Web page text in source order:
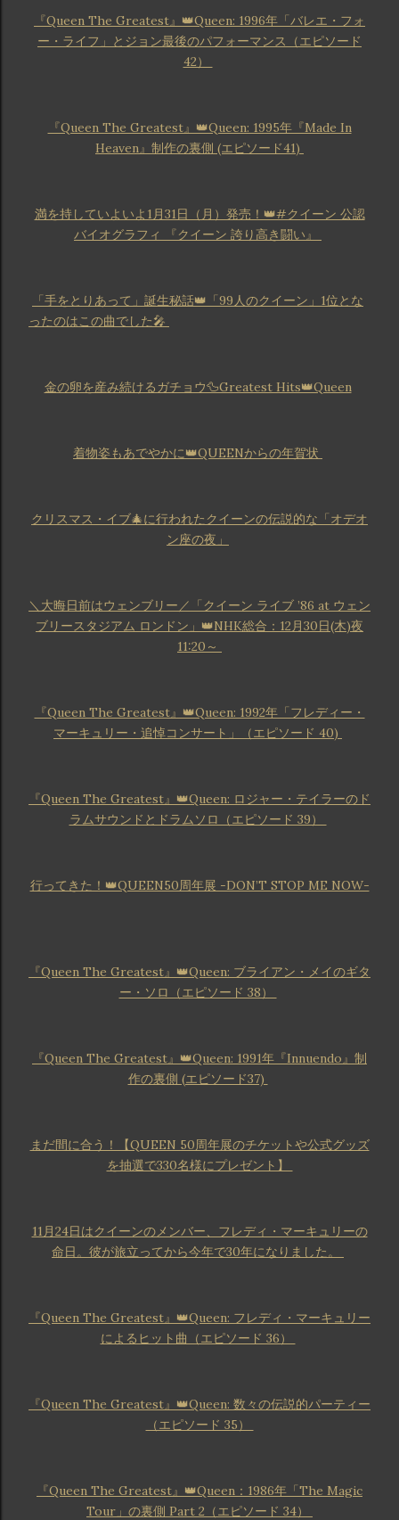
『Queen The Greatest』👑Queen: 1996年「バレエ・フォ
ー・ライフ」とジョン最後のパフォーマンス（エピソード
42）
『Queen The Greatest』👑Queen: 1995年『Made In
Heaven』制作の裏側 (エピソード41)
満を持していよいよ1月31日（月）発売！👑#クイーン 公認
バイオグラフィ 『クイーン 誇り高き闘い』
「手をとりあって」誕生秘話👑「99人のクイーン」1位とな
ったのはこの曲でした🎤
金の卵を産み続けるガチョウ🦆Greatest Hits👑Queen
着物姿もあでやかに👑QUEENからの年賀状
クリスマス・イブ🎄に行われたクイーンの伝説的な「オデオ
ン座の夜」
＼大晦日前はウェンブリー／「クイーン ライブ ’86 at ウェン
ブリースタジアム ロンドン」👑NHK総合：12月30日(木)夜
11:20～
『Queen The Greatest』👑Queen: 1992年「フレディー・
マーキュリー・追悼コンサート」（エピソード 40)
『Queen The Greatest』👑Queen: ロジャー・テイラーのド
ラムサウンドとドラムソロ（エピソード 39）
行ってきた！👑QUEEN50周年展 -DON’T STOP ME NOW-
『Queen The Greatest』👑Queen: ブライアン・メイのギタ
ー・ソロ（エピソード 38）
『Queen The Greatest』👑Queen: 1991年『Innuendo』制
作の裏側 (エピソード37)
まだ間に合う！【QUEEN 50周年展のチケットや公式グッズ
を抽選で330名様にプレゼント】
11月24日はクイーンのメンバー、フレディ・マーキュリーの
命日。彼が旅立ってから今年で30年になりました。
『Queen The Greatest』👑Queen: フレディ・マーキュリー
によるヒット曲（エピソード 36）
『Queen The Greatest』👑Queen: 数々の伝説的パーティー
（エピソード 35）
『Queen The Greatest』👑Queen：1986年「The Magic
Tour」の裏側 Part 2（エピソード 34）